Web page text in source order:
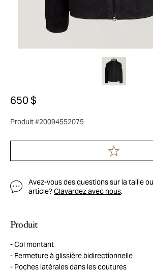
650 $
Produit #20094552075
Avez-vous des questions sur la taille
article?Clavardez avec nous.
Produit
Col montant
Fermeture à glissière bidirectionnelle
Poches latérales dans les coutures